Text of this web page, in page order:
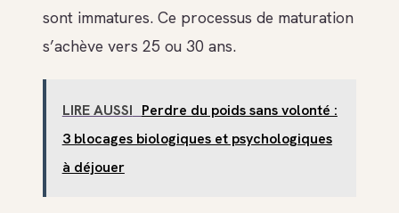
sont immatures. Ce processus de maturation
s’achève vers 25 ou 30 ans.
LIRE AUSSI Perdre du poids sans volonté :
3 blocages biologiques et psychologiques
à déjouer